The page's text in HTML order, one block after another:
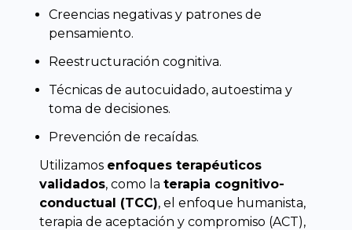
Creencias negativas y patrones de
pensamiento.
Reestructuración cognitiva.
Técnicas de autocuidado, autoestima y
toma de decisiones.
Prevención de recaídas.
Utilizamos enfoques terapéuticos
validados, como la terapia cognitivo-
conductual (TCC), el enfoque humanista,
terapia de aceptación y compromiso (ACT),